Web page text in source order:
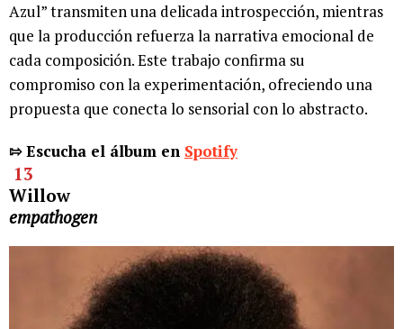
Azul” transmiten una delicada introspección, mientras
que la producción refuerza la narrativa emocional de
cada composición. Este trabajo confirma su
compromiso con la experimentación, ofreciendo una
propuesta que conecta lo sensorial con lo abstracto.
⇰ Escucha el álbum en Spotify
13
Willow
empathogen